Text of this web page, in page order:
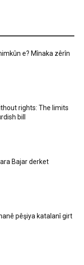
e? Mînaka zêrîn
rights: The limits
bill
Bajar derket
pêşiya katalanî girt